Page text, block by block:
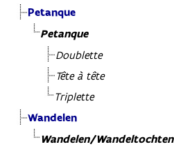
Petanque
Petanque
Doublette
Tête à tête
Triplette
Wandelen
Wandelen/Wandeltochten